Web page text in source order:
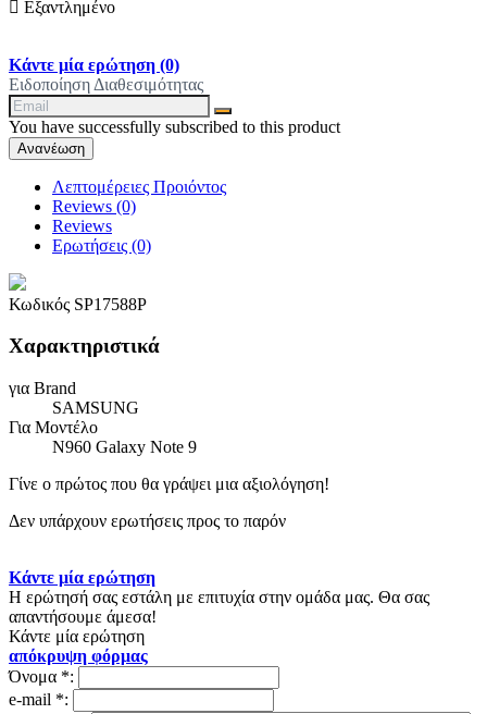
 Εξαντλημένο
Κάντε μία ερώτηση (0)
Ειδοποίηση Διαθεσιμότητας
You have successfully subscribed to this product
Λεπτομέρειες Προιόντος
Reviews (0)
Reviews
Ερωτήσεις (0)
Κωδικός SP17588P
Χαρακτηριστικά
για Brand
SAMSUNG
Για Μοντέλο
N960 Galaxy Note 9
Γίνε ο πρώτος που θα γράψει μια αξιολόγηση!
Δεν υπάρχουν ερωτήσεις προς το παρόν
Κάντε μία ερώτηση
Η ερώτησή σας εστάλη με επιτυχία στην ομάδα μας. Θα σας
απαντήσουμε άμεσα!
Κάντε μία ερώτηση
απόκρυψη φόρμας
Όνομα *:
e-mail *: